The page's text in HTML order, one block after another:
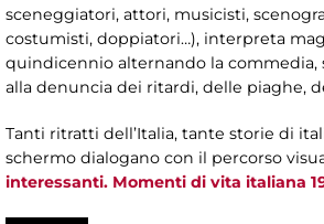
sceneggiatori, attori, musicisti,
costumisti, doppiatori…), interpreta
quindicennio alternando la commedia,
alla denuncia dei ritardi, delle piaghe,
Tanti ritratti dell’Italia, tante storie di
schermo dialogano con il percorso
interessanti. Momenti di vita italiana